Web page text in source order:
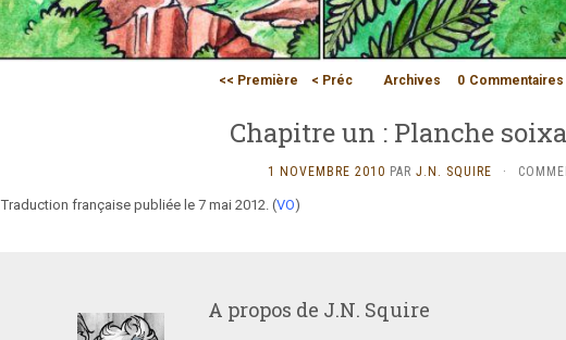
<< Première < Préc Archives 0 Commentaires
Chapitre un : Planche
1 NOVEMBRE 2010 PAR J.N. SQUIRE ·
Traduction française publiée le 7 mai 2012. (VO)
A propos de J.N. Squire